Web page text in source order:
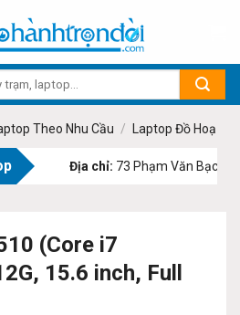
Theo Nhu Cầu / Laptop Đồ Hoạ
Địa chỉ:73 Phạm Văn Bạch,
(Core i7
15.6 inch, Full